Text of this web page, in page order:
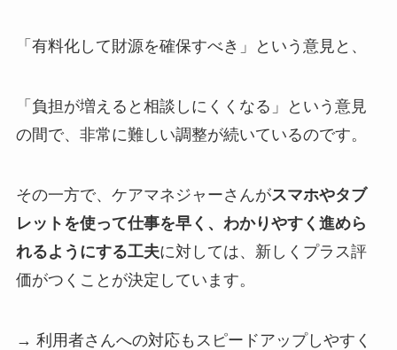
「有料化して財源を確保すべき」という意見と、
「負担が増えると相談しにくくなる」という意見
の間で、非常に難しい調整が続いているのです。
その一方で、ケアマネジャーさんがスマホやタブ
レットを使って仕事を早く、わかりやすく進めら
れるようにする工夫に対しては、新しくプラス評
価がつくことが決定しています。
→ 利用者さんへの対応もスピードアップしやすく